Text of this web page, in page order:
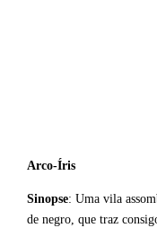
Arco-Íris
Sinopse: Uma vila
de negro, que traz